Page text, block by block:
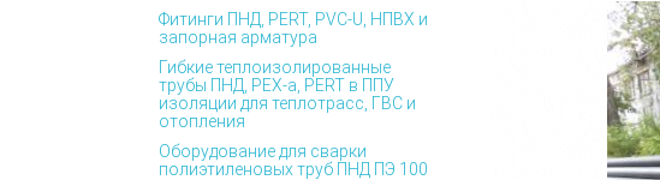
Фитинги ПНД, PERT, PVC-U, НПВХ и
запорная арматура
Гибкие теплоизолированные
трубы ПНД, PEX-а, PERT в ППУ
изоляции для теплотрасс, ГВС и
отопления
Оборудование для сварки
полиэтиленовых труб ПНД ПЭ 100